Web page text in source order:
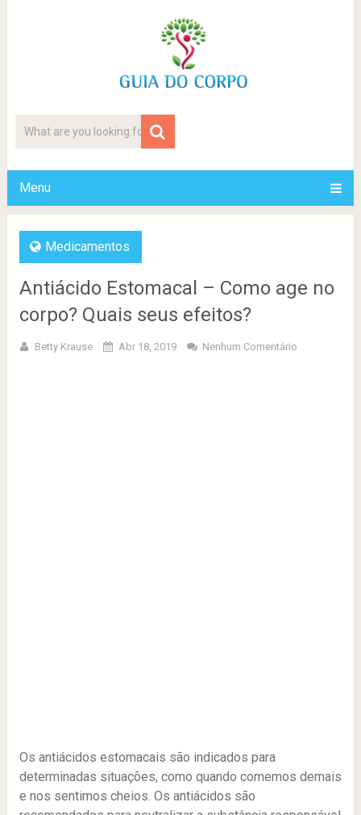
Menu
Medicamentos
Antiácido Estomacal – Como age no
corpo? Quais seus efeitos?
Betty Krause Abr 18, 2019 Nenhum Comentário
Os antiácidos estomacais são indicados para
determinadas situações, como quando comemos demais
e nos sentimos cheios. Os antiácidos são